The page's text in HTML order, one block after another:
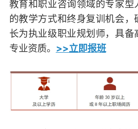
教育和职业咨询领域的专家型
的教学方式和终身复训机会，
长为执业级职业规划师，具备
专业资质。 >>立即报班